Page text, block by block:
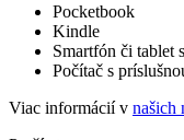
Pocketbook
Kindle
Smartfón či tablet
Počítač s
Viac informácií v našich